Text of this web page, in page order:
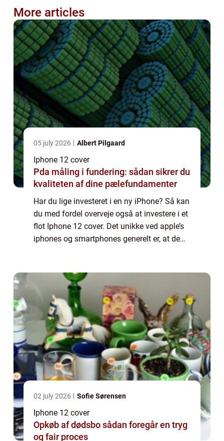
More articles
05 july 2026 Albert Pilgaard
Iphone 12 cover
Pda måling i fundering: sådan sikrer du
kvaliteten af dine pælefundamenter
Har du lige investeret i en ny iPhone? Så kan
du med fordel overveje også at investere i et
flot Iphone 12 cover. Det unikke ved apple’s
iphones og smartphones generelt er, at de
02 july 2026 Sofie Sørensen
Iphone 12 cover
Opkøb af dødsbo sådan foregår en tryg
og fair proces